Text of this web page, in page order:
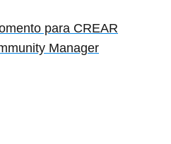
para CREAR
Manager